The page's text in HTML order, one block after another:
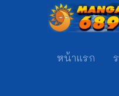
หน้าแรก